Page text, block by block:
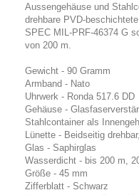
Aussengehäuse und
drehbare PVD-
SPEC MIL-PRF-46374 G
von 200 m.
Gewicht - 90 Gramm
Armband - Nato
Uhrwerk - Ronda 517.6 DD
Gehäuse -
Stahlcontainer als
Lünette - Beidseitig
Glas - Saphirglas
Wasserdicht - bis 200 m,
Größe - 45 mm
Zifferblatt - Schwarz